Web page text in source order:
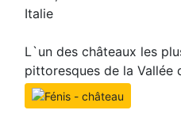
Italie
L`un des châteaux les
pittoresques de la Vallée